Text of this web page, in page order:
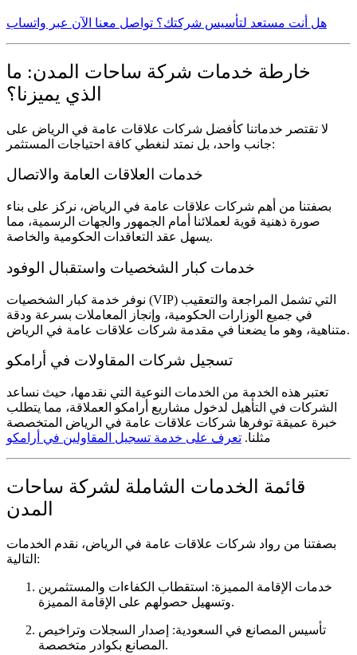
هل أنت مستعد لتأسيس شركتك؟ تواصل معنا الآن عبر واتساب
خارطة خدمات شركة ساحات المدن: ما
الذي يميزنا؟
لا تقتصر خدماتنا كأفضل شركات علاقات عامة في الرياض على
جانب واحد، بل نمتد لنغطي كافة احتياجات المستثمر:
خدمات العلاقات العامة والاتصال
بصفتنا من أهم شركات علاقات عامة في الرياض، نركز على بناء
صورة ذهنية قوية لعملائنا أمام الجمهور والجهات الرسمية، مما
يسهل عقد التعاقدات الحكومية والخاصة.
خدمات كبار الشخصيات واستقبال الوفود
نوفر خدمة كبار الشخصيات (VIP) التي تشمل المراجعة والتعقيب
في جميع الوزارات الحكومية، وإنجاز المعاملات بسرعة ودقة
متناهية، وهو ما يضعنا في مقدمة شركات علاقات عامة في الرياض .
تسجيل شركات المقاولات في أرامكو
تعتبر هذه الخدمة من الخدمات النوعية التي نقدمها، حيث نساعد
الشركات في التأهيل لدخول مشاريع أرامكو العملاقة، مما يتطلب
خبرة عميقة توفرها شركات علاقات عامة في الرياض المتخصصة
مثلنا. تعرف على خدمة تسجيل المقاولين في أرامكو
قائمة الخدمات الشاملة لشركة ساحات
المدن
بصفتنا من رواد شركات علاقات عامة في الرياض، نقدم الخدمات
التالية:
خدمات الإقامة المميزة: استقطاب الكفاءات والمستثمرين
وتسهيل حصولهم على الإقامة المميزة.
تأسيس المصانع في السعودية: إصدار السجلات وتراخيص
المصانع بكوادر متخصصة.